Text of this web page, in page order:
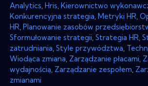
Analytics Hris Kierownictwo
Konkurencyjna strategia Metryki HR
HR Planowanie zasobów
Sformułowanie strategii Strategia HR
zatrudniania Style przywództwa
Wiodąca zmiana Zarządzanie płacami
wydajnością Zarządzanie zespołem
zmianami